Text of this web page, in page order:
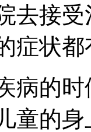
去接
症状都
病的
童的